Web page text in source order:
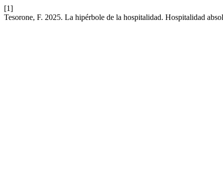
[1]
Tesorone, F. 2025. La hipérbole de la hospitalidad. Hospitalidad